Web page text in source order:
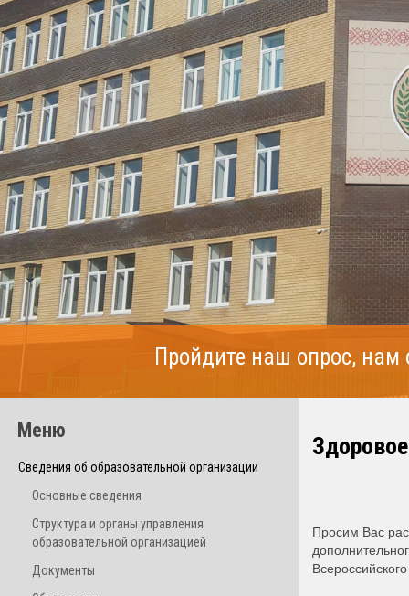
Пройдите наш опрос,
Меню
Сведения об образовательной организации
Основные сведения
Структура и органы управления
образовательной организацией
Документы
Просим Вас